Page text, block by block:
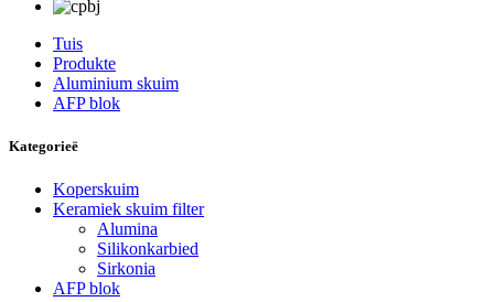
Tuis
Produkte
Aluminium skuim
AFP blok
Kategorieë
Koperskuim
Keramiek skuim filter
Alumina
Silikonkarbied
Sirkonia
AFP blok